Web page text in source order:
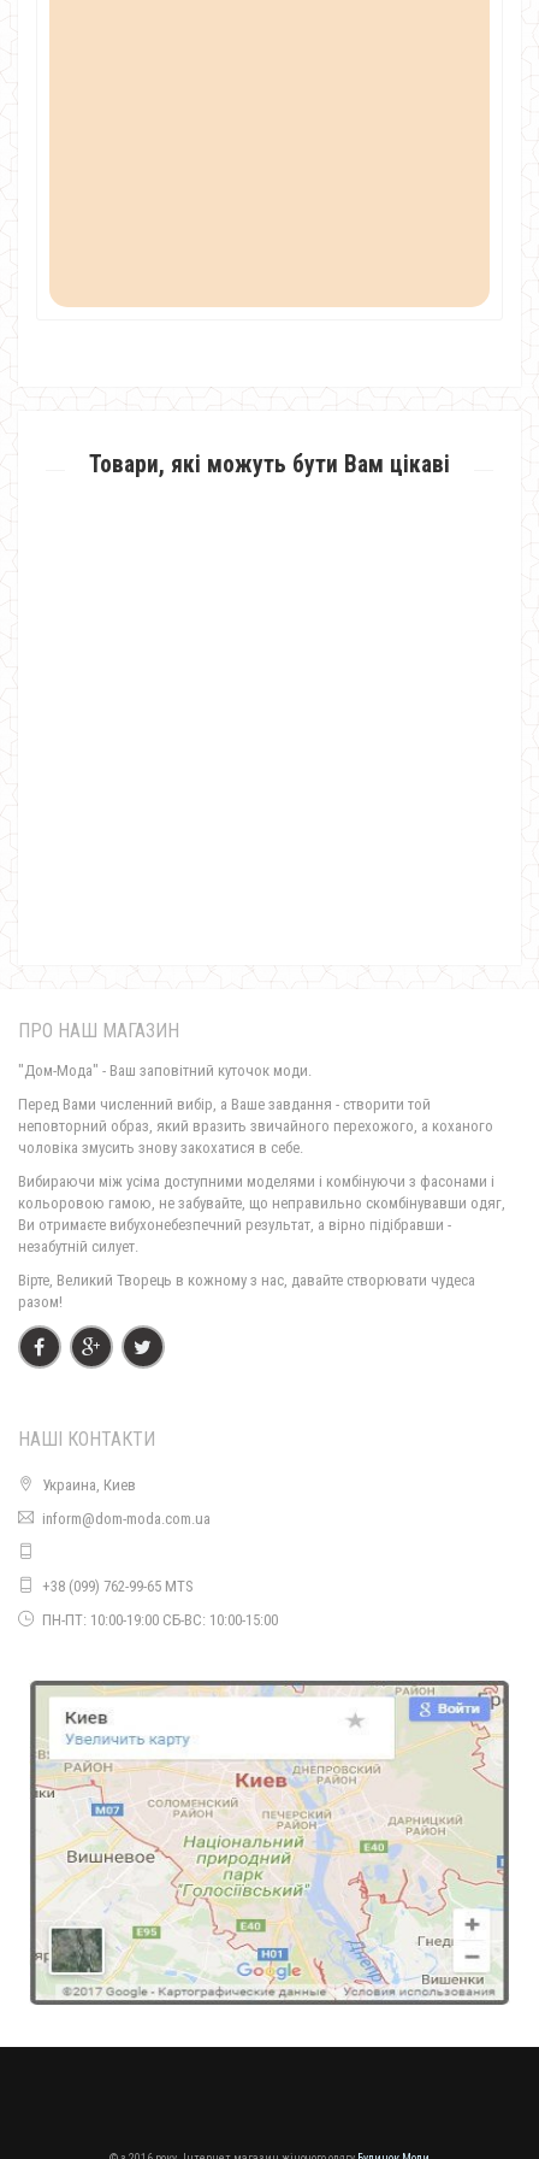
Товари, які можуть бути Вам цікаві
530.00грн.
Модне жіноче плаття лапша
510.00грн.
ПРО НАШ МАГАЗИН
"Дом-Мода" - Ваш заповітний куточок моди.
Перед Вами численний вибір, а Ваше завдання - створити той
неповторний образ, який вразить звичайного перехожого, а коханого
чоловіка змусить знову закохатися в себе.
Вибираючи між усіма доступними моделями і комбінуючи з фасонами і
кольоровою гамою, не забувайте, що неправильно скомбінувавши одяг,
Ви отримаєте вибухонебезпечний результат, а вірно підібравши -
незабутній силует.
Вірте, Великий Творець в кожному з нас, давайте створювати чудеса
разом!
НАШІ КОНТАКТИ
Украина, Киев
inform@dom-moda.com.ua
+38 (099) 762-99-65 MTS
ПН-ПТ: 10:00-19:00 СБ-ВС: 10:00-15:00